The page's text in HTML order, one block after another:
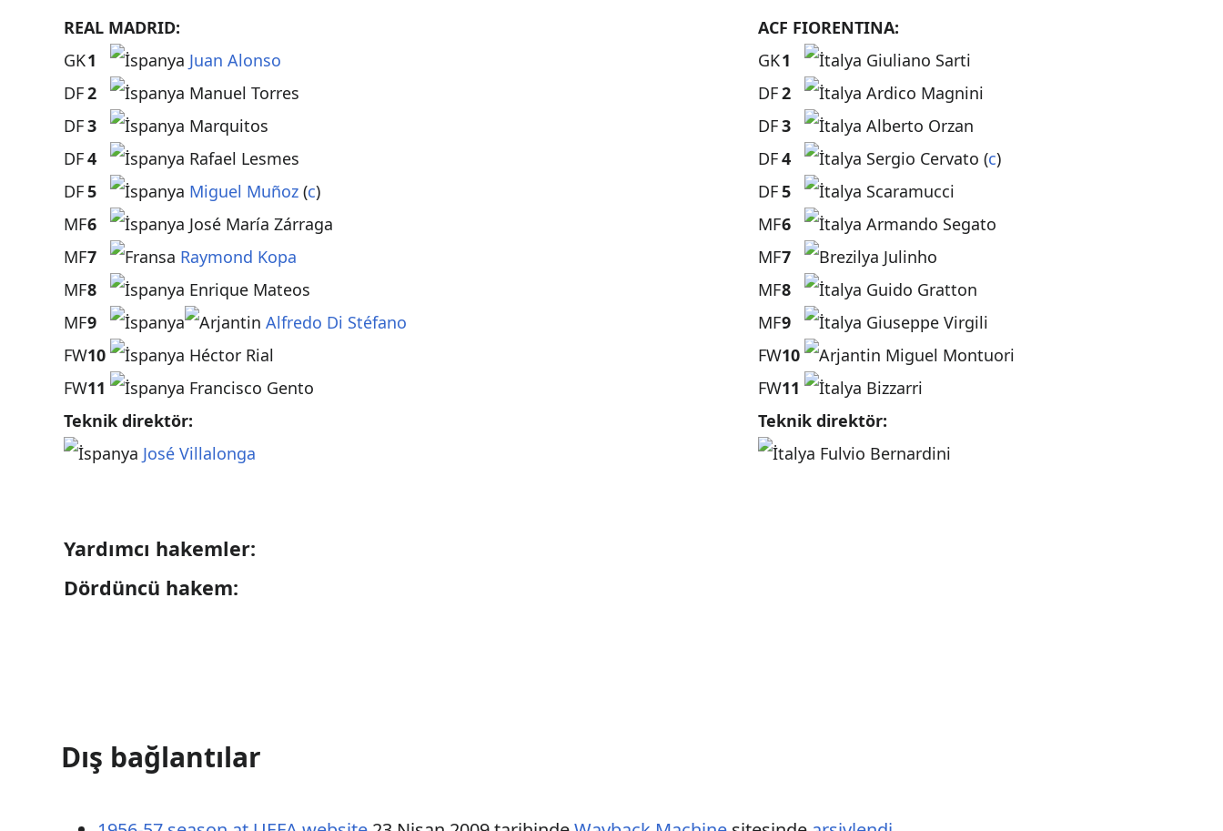
REAL MADRID:
GK1
Juan Alonso
DF2
Manuel Torres
DF3
Marquitos
DF4
Rafael Lesmes
DF5 Miguel Muñoz (c)
MF6
José María Zárraga
MF7
Raymond Kopa
MF8
Enrique Mateos
MF9
Alfredo Di Stéfano
FW10
Héctor Rial
FW11
Francisco Gento
Teknik direktör:
José Villalonga
Yardımcı hakemler:
Dördüncü hakem:
ACF FIORENTINA:
GK1
Giuliano Sarti
DF2
Ardico Magnini
DF3
Alberto Orzan
DF4 Sergio Cervato (c)
DF5
Scaramucci
MF6
Armando Segato
MF7
Julinho
MF8
Guido Gratton
MF9
Giuseppe Virgili
FW10
Miguel Montuori
FW11
Bizzarri
Teknik direktör:
Fulvio Bernardini
Dış bağlantılar